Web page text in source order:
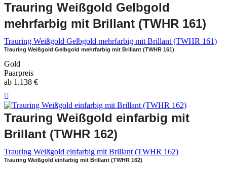
Trauring Weißgold Gelbgold
mehrfarbig mit Brillant (TWHR 161)
Trauring Weißgold Gelbgold mehrfarbig mit Brillant (TWHR 161)
Trauring Weißgold Gelbgold mehrfarbig mit Brillant (TWHR 161)
Gold
Paarpreis
ab 1.138 €
Trauring Weißgold einfarbig mit
Brillant (TWHR 162)
Trauring Weißgold einfarbig mit Brillant (TWHR 162)
Trauring Weißgold einfarbig mit Brillant (TWHR 162)